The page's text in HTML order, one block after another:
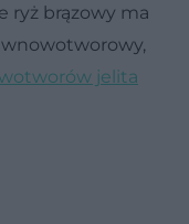
ryż brązowy ma
jelita